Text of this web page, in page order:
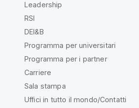
Leadership
RSI
DEI&B
Programma per universitari
Programma per i partner
Carriere
Sala stampa
Uffici in tutto il mondo/Contatti